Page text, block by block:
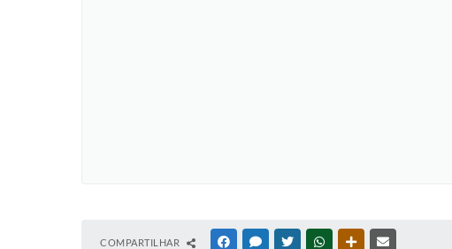
COMPARTILHAR FACEBOOKMESSENGER
TWITTERWHATSAPPOUTRAS MÍDIAS